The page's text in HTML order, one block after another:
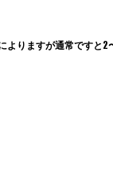
りますが通常ですと2